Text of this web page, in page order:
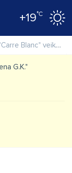
+19°C
Blanc" veikals
G.K."